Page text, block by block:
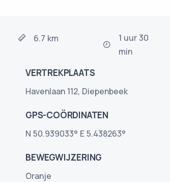
6.7 km
1 uur 30
min
VERTREKPLAATS
Havenlaan 112, Diepenbeek
GPS-COÖRDINATEN
N 50.939033° E 5.438263°
BEWEGWIJZERING
Oranje